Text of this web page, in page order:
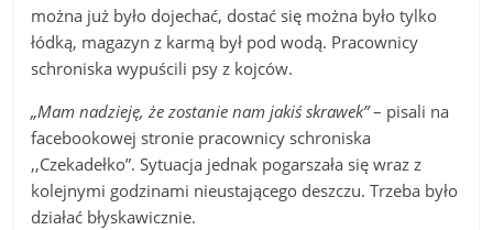
można już było dojechać, dostać się można było tylko
łódką, magazyn z karmą był pod wodą. Pracownicy
schroniska wypuścili psy z kojców.
„Mam nadzieję, że zostanie nam jakiś skrawek”– pisali na
facebookowej stronie pracownicy schroniska
,,Czekadełko”. Sytuacja jednak pogarszała się wraz z
kolejnymi godzinami nieustającego deszczu. Trzeba było
działać błyskawicznie.